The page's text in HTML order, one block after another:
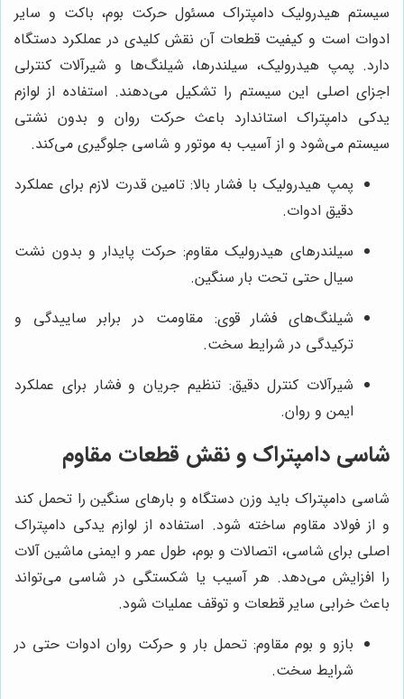
سیستم هیدرولیک دامپتراک مسئول حرکت بوم، باکت و سایر
ادوات است و کیفیت قطعات آن نقش کلیدی در عملکرد دستگاه
دارد. پمپ هیدرولیک، سیلندرها، شیلنگ‌ها و شیرآلات کنترلی
اجزای اصلی این سیستم را تشکیل می‌دهند. استفاده از لوازم
یدکی دامپتراک استاندارد باعث حرکت روان و بدون نشتی
سیستم می‌شود و از آسیب به موتور و شاسی جلوگیری می‌کند.
پمپ هیدرولیک با فشار بالا: تامین قدرت لازم برای عملکرد
دقیق ادوات.
سیلندرهای هیدرولیک مقاوم: حرکت پایدار و بدون نشت
سیال حتی تحت بار سنگین.
شیلنگ‌های فشار قوی: مقاومت در برابر ساییدگی و
ترکیدگی در شرایط سخت.
شیرآلات کنترل دقیق: تنظیم جریان و فشار برای عملکرد
ایمن و روان.
شاسی دامپتراک و نقش قطعات مقاوم
شاسی دامپتراک باید وزن دستگاه و بارهای سنگین را تحمل کند
و از فولاد مقاوم ساخته شود. استفاده از لوازم یدکی دامپتراک
اصلی برای شاسی، اتصالات و بوم، طول عمر و ایمنی ماشین آلات
را افزایش می‌دهد. هر آسیب یا شکستگی در شاسی می‌تواند
باعث خرابی سایر قطعات و توقف عملیات شود.
بازو و بوم مقاوم: تحمل بار و حرکت روان ادوات حتی در
شرایط سخت.